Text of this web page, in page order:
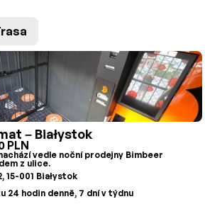
– Białystok
PLN
vedle noční prodejny Bimbeer
z ulice.
001 Białystok
24 hodin denně, 7 dní v týdnu